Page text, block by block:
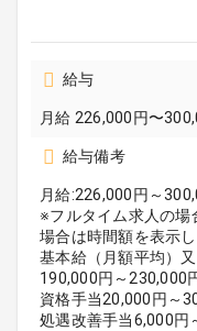
給与
月給 226,000円〜
給与備考
月給:226,000円～
※フルタイム求人の場
場合は時間額を表示し
基本給（月額平均）
190,000円～230,000
資格手当20,000円～
処遇改善手当6,000円